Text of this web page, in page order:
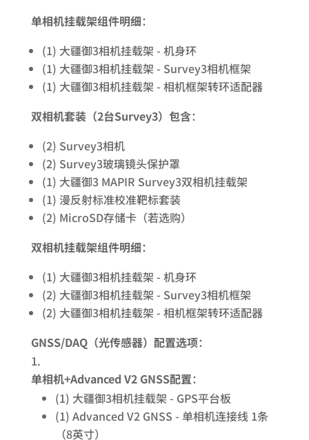
单相机挂载架组件明细：
(1) 大疆御3相机挂载架 - 机身环
(1) 大疆御3相机挂载架 - Survey3相机框架
(1) 大疆御3相机挂载架 - 相机框架转环适配器
双相机套装（2台Survey3）包含：
(2) Survey3相机
(2) Survey3玻璃镜头保护罩
(1) 大疆御3 MAPIR Survey3双相机挂载架
(1) 漫反射标准校准靶标套装
(2) MicroSD存储卡（若选购）
双相机挂载架组件明细：
(1) 大疆御3相机挂载架 - 机身环
(2) 大疆御3相机挂载架 - Survey3相机框架
(2) 大疆御3相机挂载架 - 相机框架转环适配器
GNSS/DAQ（光传感器）配置选项：
单相机+Advanced V2 GNSS配置：
(1) 大疆御3相机挂载架 - GPS平台板
(1) Advanced V2 GNSS - 单相机连接线 1条
（8英寸）